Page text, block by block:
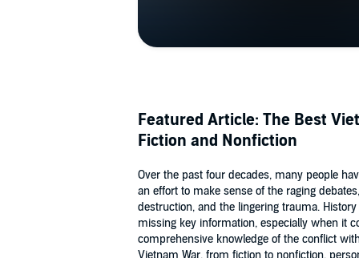
Featured Article: The Best
Fiction and Nonfiction
Over the past four decades, many people
an effort to make sense of the raging
destruction, and the lingering trauma.
missing key information, especially when it
comprehensive knowledge of the conflict
Vietnam War, from fiction to nonfiction,